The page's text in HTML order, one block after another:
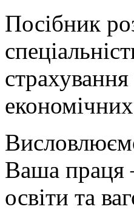
Посібник
Ваша праця
освіти та